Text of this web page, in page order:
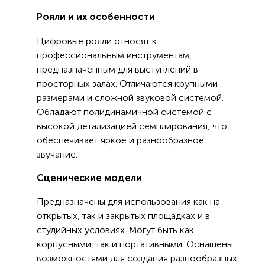
Рояли и их особенности
Цифровые рояли относят к
профессиональным инструментам,
предназначенным для выступлений в
просторных залах. Отличаются крупными
размерами и сложной звуковой системой.
Обладают полидинамичной системой с
высокой детализацией семплирования, что
обеспечивает яркое и разнообразное
звучание.
Сценические модели
Предназначены для использования как на
открытых, так и закрытых площадках и в
студийных условиях. Могут быть как
корпусными, так и портативными. Оснащены
возможностями для создания разнообразных